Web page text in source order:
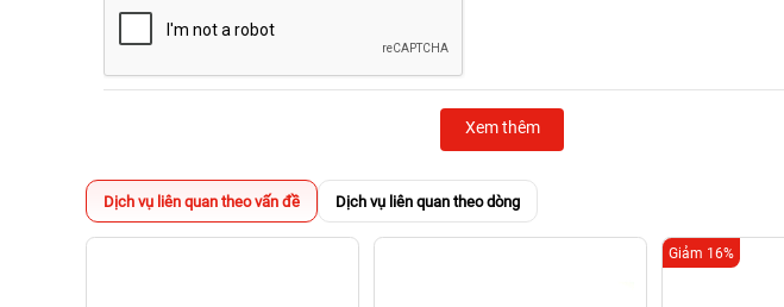
Xem thêm
Dịch vụ liên quan theo vấn đề Dịch vụ liên quan theo dòng
Giảm 16%